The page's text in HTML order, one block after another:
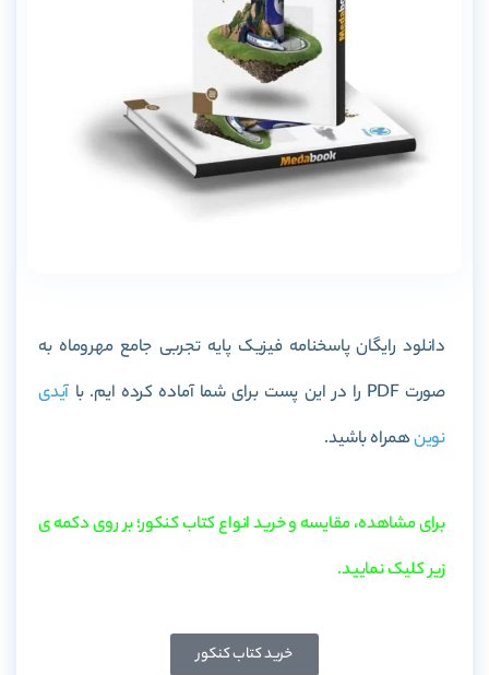
دانلود رایگانپاسخنامه فیزیک پایه تجربی جامع مهروماهبه
صورت PDF را در این پست برای شما آماده کرده ایم. با
آیدی
نوینهمراه باشید.
برای مشاهده، مقایسه و خرید انواع کتاب کنکور؛ بر روی دکمه ی
زیر کلیک نمایید.
خرید کتاب کنکور